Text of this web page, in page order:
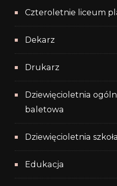
Czteroletnie liceum
Dekarz
Drukarz
Dziewięcioletnia
baletowa
Dziewięcioletnia
Edukacja